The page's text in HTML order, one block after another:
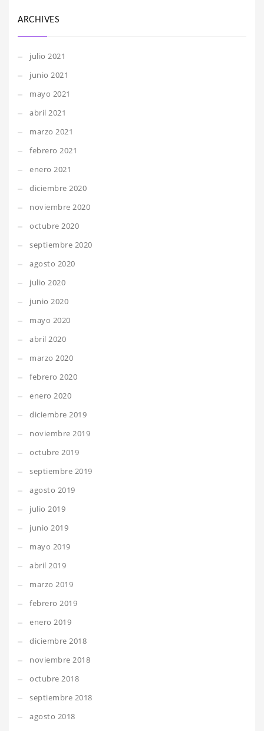
ARCHIVES
julio 2021
junio 2021
mayo 2021
abril 2021
marzo 2021
febrero 2021
enero 2021
diciembre 2020
noviembre 2020
octubre 2020
septiembre 2020
agosto 2020
julio 2020
junio 2020
mayo 2020
abril 2020
marzo 2020
febrero 2020
enero 2020
diciembre 2019
noviembre 2019
octubre 2019
septiembre 2019
agosto 2019
julio 2019
junio 2019
mayo 2019
abril 2019
marzo 2019
febrero 2019
enero 2019
diciembre 2018
noviembre 2018
octubre 2018
septiembre 2018
agosto 2018